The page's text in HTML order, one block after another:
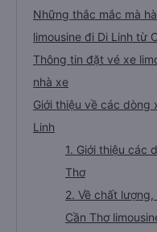
Những thắc mắc mà
limousine đi Di Linh từ
Thông tin đặt vé xe
nhà xe
Giới thiệu về các dòng
Linh
1. Giới thiệu các
Thơ
2. Về chất
Cần Thơ